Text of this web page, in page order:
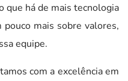
que há de mais tecnologia
mais sobre valores,
equipe.
com a excelência em